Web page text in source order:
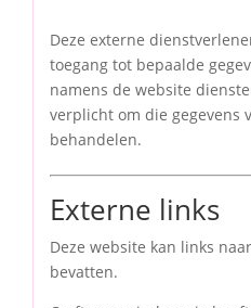
Deze externe
toegang tot bepaalde
namens de website
verplicht om die gegevens
behandelen.
Externe links
Deze website kan links
bevatten.